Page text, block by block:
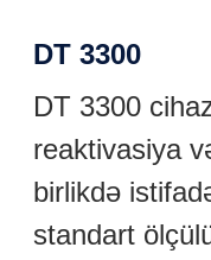
DT 3300
DT 3300
reaktivasiya
birlikdə
standart